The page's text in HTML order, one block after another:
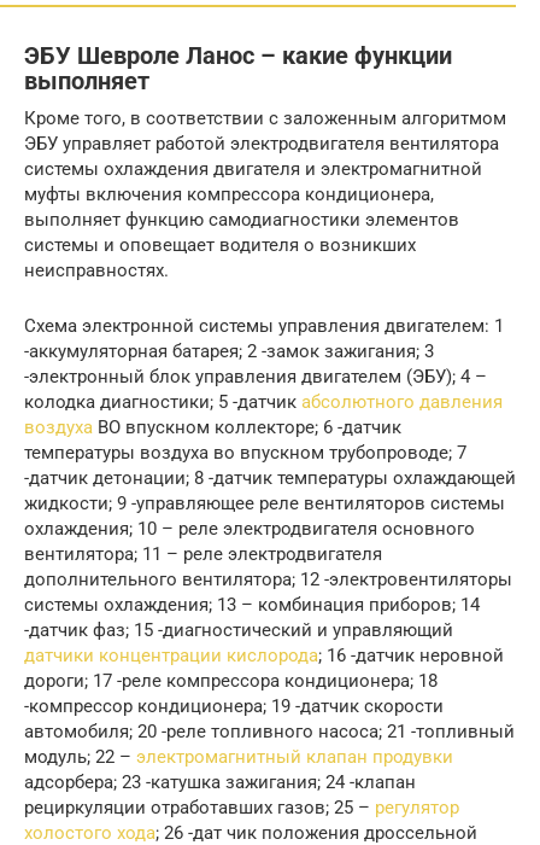
ЭБУ Шевроле Ланос – какие функции
выполняет
Кроме того, в соответствии с заложенным алгоритмом
ЭБУ управляет работой электродвигателя вентилятора
системы охлаждения двигателя и электромагнитной
муфты включения компрессора кондиционера,
выполняет функцию самодиагностики элементов
системы и оповещает водителя о возникших
неисправностях.
Схема электронной системы управления двигателем: 1
-аккумуляторная батарея; 2 -замок зажигания; 3
-электронный блок управления двигателем (ЭБУ); 4 –
колодка диагностики; 5 -датчик абсолютного давления
воздуха ВО впускном коллекторе; 6 -датчик
температуры воздуха во впускном трубопроводе; 7
-датчик детонации; 8 -датчик температуры охлаждающей
жидкости; 9 -управляющее реле вентиляторов системы
охлаждения; 10 – реле электродвигателя основного
вентилятора; 11 – реле электродвигателя
дополнительного вентилятора; 12 -электровентиляторы
системы охлаждения; 13 – комбинация приборов; 14
-датчик фаз; 15 -диагностический и управляющий
датчики концентрации кислорода; 16 -датчик неровной
дороги; 17 -реле компрессора кондиционера; 18
-компрессор кондиционера; 19 -датчик скорости
автомобиля; 20 -реле топливного насоса; 21 -топливный
модуль; 22 – электромагнитный клапан продувки
адсорбера; 23 -катушка зажигания; 24 -клапан
рециркуляции отработавших газов; 25 – регулятор
холостого хода; 26 -дат чик положения дроссельной